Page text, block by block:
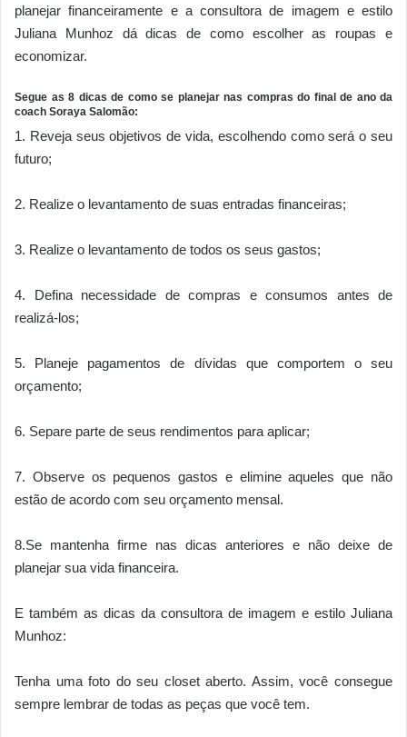
planejar financeiramente e a consultora de imagem e estilo
Juliana Munhoz dá dicas de como escolher as roupas e
economizar.
Segue as 8 dicas de como se planejar nas compras do final de ano da
coach Soraya Salomão:
1. Reveja seus objetivos de vida, escolhendo como será o seu
futuro;
2. Realize o levantamento de suas entradas financeiras;
3. Realize o levantamento de todos os seus gastos;
4. Defina necessidade de compras e consumos antes de
realizá-los;
5. Planeje pagamentos de dívidas que comportem o seu
orçamento;
6. Separe parte de seus rendimentos para aplicar;
7. Observe os pequenos gastos e elimine aqueles que não
estão de acordo com seu orçamento mensal.
8.Se mantenha firme nas dicas anteriores e não deixe de
planejar sua vida financeira.
E também as dicas da consultora de imagem e estilo Juliana
Munhoz:
Tenha uma foto do seu closet aberto. Assim, você consegue
sempre lembrar de todas as peças que você tem.